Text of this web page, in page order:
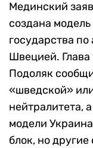
Мединский
создана
государства
Швецией.
Подоляк
«шведской»
нейтралитета,
модели
блок, но